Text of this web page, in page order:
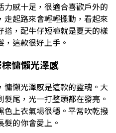
力感十足，很適合喜歡戶外的
走起路來會輕輕擺動，看起來
搭，配牛仔短褲就是夏天的樣
這款很好上手。
慵懶光澤感
慵懶光澤感是這款的靈魂。大
尾，光一打整頭都在發亮。
色上衣氣場很穩。平常吹乾撥
的你會愛上。